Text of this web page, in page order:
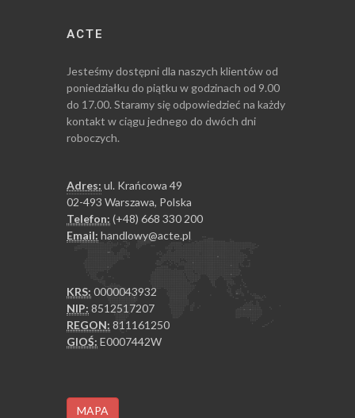
ACTE
Jesteśmy dostępni dla naszych klientów od
poniedziałku do piątku w godzinach od 9.00
do 17.00. Staramy się odpowiedzieć na każdy
kontakt w ciągu jednego do dwóch dni
roboczych.
Adres: ul. Krańcowa 49
02-493 Warszawa, Polska
Telefon: (+48) 668 330 200
Email: handlowy@acte.pl
KRS: 0000043932
NIP: 8512517207
REGON: 811161250
GIOŚ: E0007442W
MAPA